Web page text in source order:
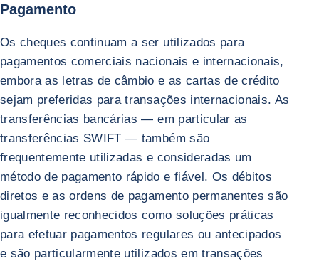
Pagamento
Os cheques continuam a ser utilizados para
pagamentos comerciais nacionais e internacionais,
embora as letras de câmbio e as cartas de crédito
sejam preferidas para transações internacionais. As
transferências bancárias — em particular as
transferências SWIFT — também são
frequentemente utilizadas e consideradas um
método de pagamento rápido e fiável. Os débitos
diretos e as ordens de pagamento permanentes são
igualmente reconhecidos como soluções práticas
para efetuar pagamentos regulares ou antecipados
e são particularmente utilizados em transações